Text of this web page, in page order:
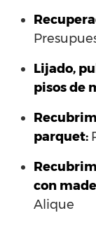
Lijado,
pisos de
parquet:
con
Alique